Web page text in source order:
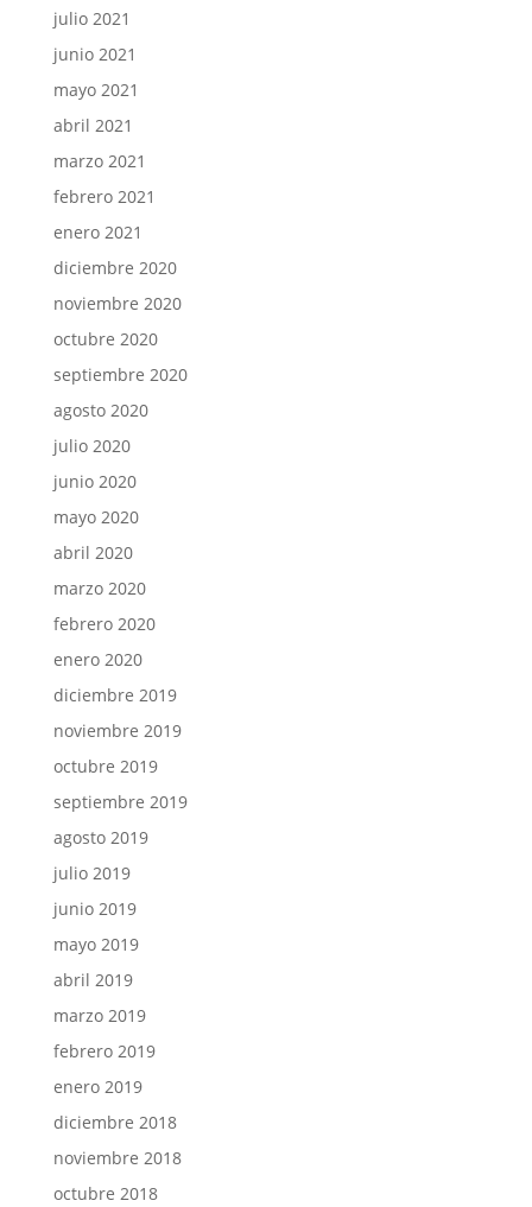
julio 2021
junio 2021
mayo 2021
abril 2021
marzo 2021
febrero 2021
enero 2021
diciembre 2020
noviembre 2020
octubre 2020
septiembre 2020
agosto 2020
julio 2020
junio 2020
mayo 2020
abril 2020
marzo 2020
febrero 2020
enero 2020
diciembre 2019
noviembre 2019
octubre 2019
septiembre 2019
agosto 2019
julio 2019
junio 2019
mayo 2019
abril 2019
marzo 2019
febrero 2019
enero 2019
diciembre 2018
noviembre 2018
octubre 2018